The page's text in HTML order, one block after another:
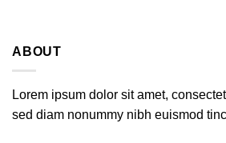
ABOUT
Lorem ipsum dolor sit amet,
sed diam nonummy nibh euismod